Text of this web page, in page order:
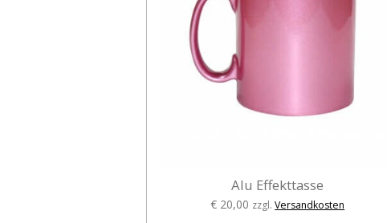
Alu Effekttasse
€ 20,00 zzgl.Versandkosten